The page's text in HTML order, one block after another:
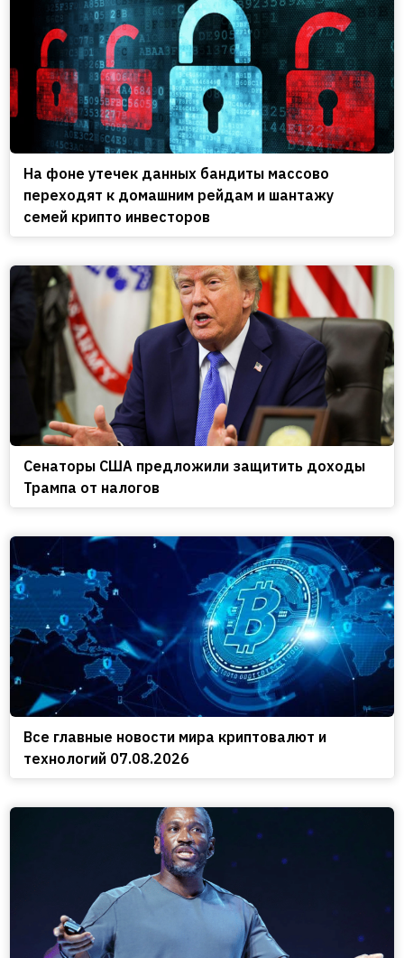
На фоне утечек данных бандиты массово
переходят к домашним рейдам и шантажу
семей крипто инвесторов
Сенаторы США предложили защитить доходы
Трампа от налогов
Все главные новости мира криптовалют и
технологий 07.08.2026